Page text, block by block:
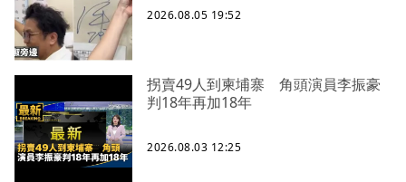
2026.08.05 19:52
拐賣49人到柬埔寨 角頭演員李振豪
判18年再加18年
2026.08.03 12:25